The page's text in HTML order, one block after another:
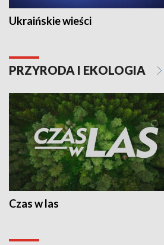
Ukraińskie wieści
PRZYRODA I EKOLOGIA
Czas w las